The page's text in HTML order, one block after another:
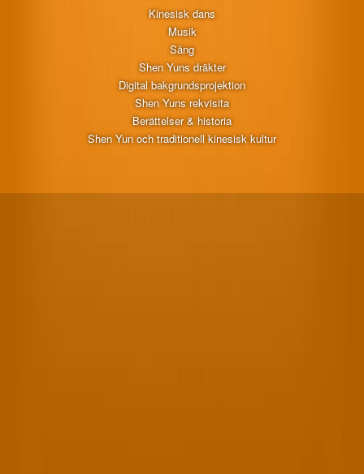
Kinesisk dans
Musik
Sång
Shen Yuns dräkter
Digital bakgrundsprojektion
Shen Yuns rekvisita
Berättelser & historia
Shen Yun och traditionell kinesisk kultur